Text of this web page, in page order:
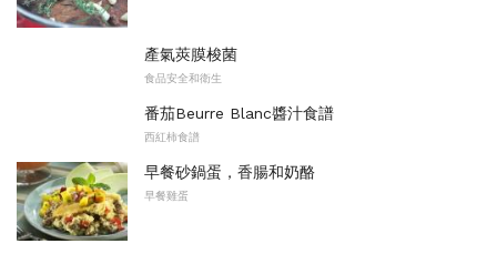
產氣莢膜梭菌
食品安全和衛生
番茄Beurre Blanc醬汁食譜
西紅柿食譜
早餐砂鍋蛋，香腸和奶酪
早餐雞蛋